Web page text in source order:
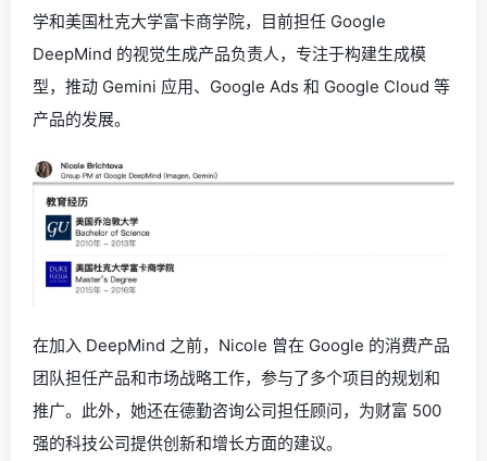
学和美国杜克大学富卡商学院，目前担任 Google
DeepMind 的视觉生成产品负责人，专注于构建生成模
型，推动 Gemini 应用、Google Ads 和 Google Cloud 等
产品的发展。
在加入 DeepMind 之前，Nicole 曾在 Google 的消费产品
团队担任产品和市场战略工作，参与了多个项目的规划和
推广。此外，她还在德勤咨询公司担任顾问，为财富 500
强的科技公司提供创新和增长方面的建议。